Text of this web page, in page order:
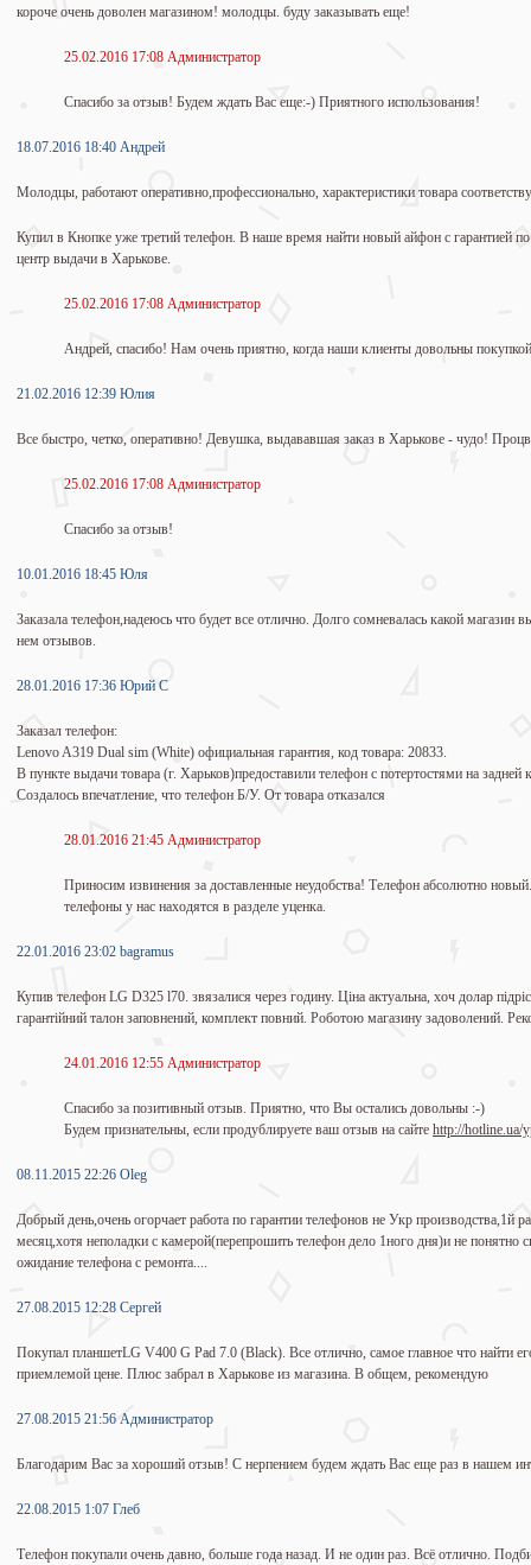
короче очень доволен магазином! молодцы. буду заказывать еще!
25.02.2016 17:08 Администратор
Спасибо за отзыв! Будем ждать Вас еще:-) Приятного использования!
18.07.2016 18:40 Андрей
Молодцы, работают оперативно,профессионально, характеристики товара
Купил в Кнопке уже третий телефон. В наше время найти новый айфон с гарантией
центр выдачи в Харькове.
25.02.2016 17:08 Администратор
Андрей, спасибо! Нам очень приятно, когда наши клиенты довольны
21.02.2016 12:39 Юлия
Все быстро, четко, оперативно! Девушка, выдававшая заказ в Харькове - чудо!
25.02.2016 17:08 Администратор
Спасибо за отзыв!
10.01.2016 18:45 Юля
Заказала телефон,надеюсь что будет все отлично. Долго сомневалась какой магазин
нем отзывов.
28.01.2016 17:36 Юрий С
Заказал телефон:
Lenovo A319 Dual sim (White) официальная гарантия, код товара: 20833.
В пункте выдачи товара (г. Харьков)предоставили телефон с потертостями на
Создалось впечатление, что телефон Б/У. От товара отказался
28.01.2016 21:45 Администратор
Приносим извинения за доставленные неудобства! Телефон абсолютно
телефоны у нас находятся в разделе уценка.
22.01.2016 23:02 bagramus
Купив телефон LG D325 l70. звязалися через годину. Ціна актуальна, хоч долар
гарантійний талон заповнений, комплект повний. Роботою магазину задоволений.
24.01.2016 12:55 Администратор
Спасибо за позитивный отзыв. Приятно, что Вы остались довольны :-)
Будем признательны, если продублируете ваш отзыв на сайте http://hotline.ua/
08.11.2015 22:26 Oleg
Добрый день,очень огорчает работа по гарантии телефонов не Укр производства,1й
месяц,хотя неполадки с камерой(перепрошить телефон дело 1ного дня)и не понятно
ожидание телефона с ремонта....
27.08.2015 12:28 Сергей
Покупал планшетLG V400 G Pad 7.0 (Black). Все отлично, самое главное что найти
приемлемой цене. Плюс забрал в Харькове из магазина. В общем, рекомендую
27.08.2015 21:56 Администратор
Благодарим Вас за хороший отзыв! С нерпением будем ждать Вас еще раз в нашем
22.08.2015 1:07 Глеб
Телефон покупали очень давно, больше года назад. И не один раз. Всё отлично.